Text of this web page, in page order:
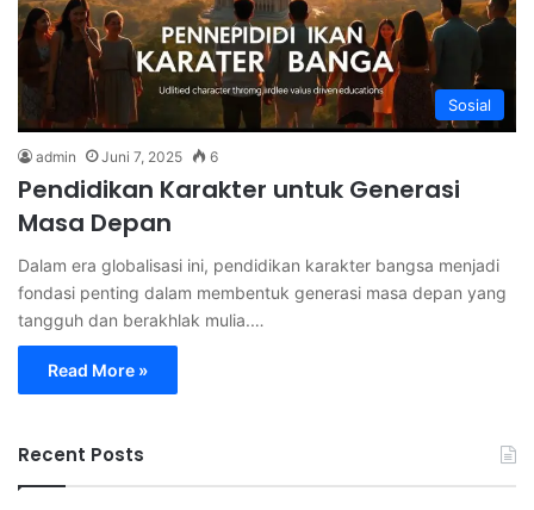
Sosial
admin Juni 7, 2025 6
Pendidikan Karakter untuk Generasi
Masa Depan
Dalam era globalisasi ini, pendidikan karakter bangsa menjadi
fondasi penting dalam membentuk generasi masa depan yang
tangguh dan berakhlak mulia.…
Read More »
Recent Posts